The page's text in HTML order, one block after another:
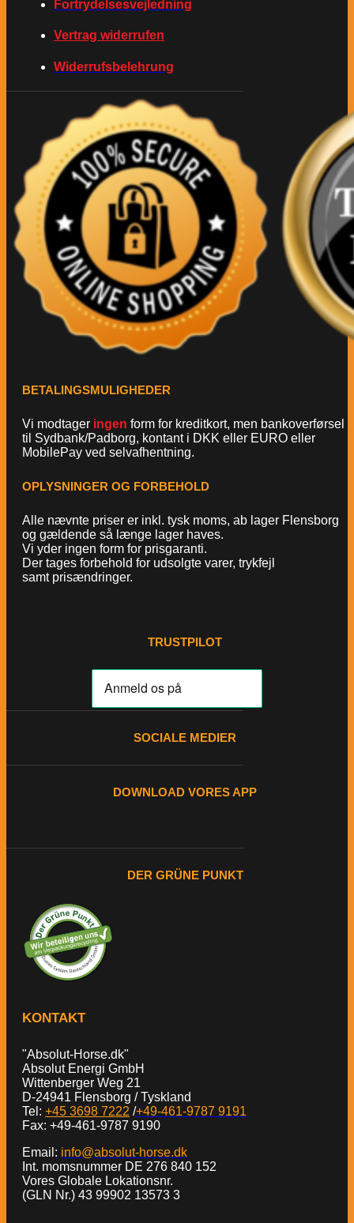
Fortrydelsesvejledning
Vertrag widerrufen
Widerrufsbelehrung
BETALINGSMULIGHEDER
Vi modtager ingen form for kreditkort, men bankoverførsel
til Sydbank/Padborg, kontant i DKK eller EURO eller
MobilePay ved selvafhentning.
OPLYSNINGER OG FORBEHOLD
Alle nævnte priser er inkl. tysk moms, ab lager Flensborg
og gældende så længe lager haves.
Vi yder ingen form for prisgaranti.
Der tages forbehold for udsolgte varer, trykfejl
samt prisændringer.
TRUSTPILOT
SOCIALE MEDIER
DOWNLOAD VORES APP
DER GRÜNE PUNKT
KONTAKT
"Absolut-Horse.dk"
Absolut Energi GmbH
Wittenberger Weg 21
D-24941 Flensborg / Tyskland
Tel: +45 3698 7222 /+49-461-9787 9191
Fax: +49-461-9787 9190
Email: info@absolut-horse.dk
Int. momsnummer DE 276 840 152
Vores Globale Lokationsnr.
(GLN Nr.) 43 99902 13573 3